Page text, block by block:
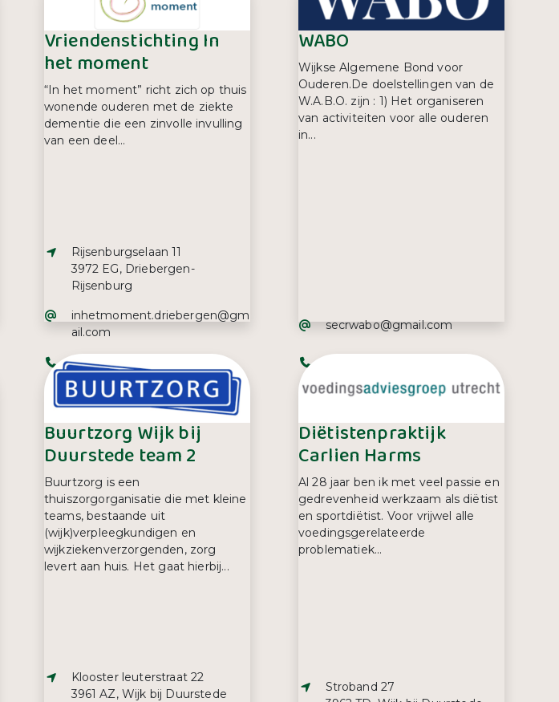
Vriendenstichting In
het moment
“In het moment” richt zich op thuis
wonende ouderen met de ziekte
dementie die een zinvolle invulling
van een deel...
Adres:
Rijsenburgselaan 11
3972 EG, Driebergen-
Rijsenburg
E-mailadres:
inhetmoment.driebergen@gm
ail.com
Telefoonnummer:
06 36 26 54 55
WABO
Wijkse Algemene Bond voor
Ouderen.De doelstellingen van de
W.A.B.O. zijn : 1) Het organiseren
van activiteiten voor alle ouderen
in...
E-mailadres:
secrwabo@gmail.com
Buurtzorg Wijk bij
Duurstede team 2
Buurtzorg is een
thuiszorgorganisatie die met kleine
teams, bestaande uit
(wijk)verpleegkundigen en
wijkziekenverzorgenden, zorg
levert aan huis. Het gaat hierbij...
Adres:
Klooster leuterstraat 22
3961 AZ, Wijk bij Duurstede
Diëtistenpraktijk
Carlien Harms
Al 28 jaar ben ik met veel passie en
gedrevenheid werkzaam als diëtist
en sportdiëtist. Voor vrijwel alle
voedingsgerelateerde
problematiek...
Adres:
Stroband 27